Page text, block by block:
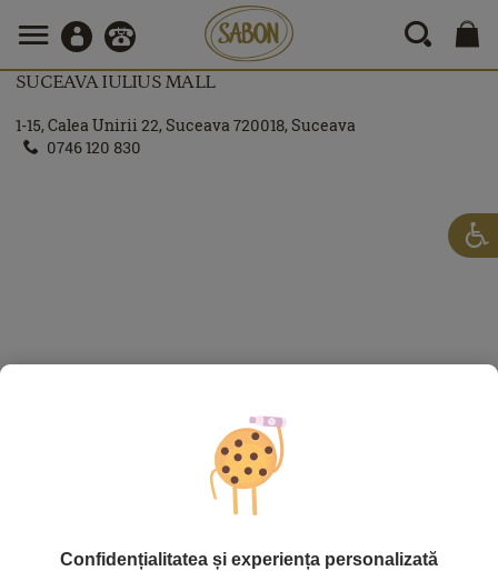
SUCEAVA IULIUS MALL
1-15, Calea Unirii 22, Suceava 720018, Suceava
‎0746 120 830
Confidențialitatea și experiența personalizată